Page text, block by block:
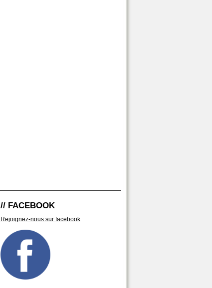
// FACEBOOK
Rejoignez-nous sur facebook